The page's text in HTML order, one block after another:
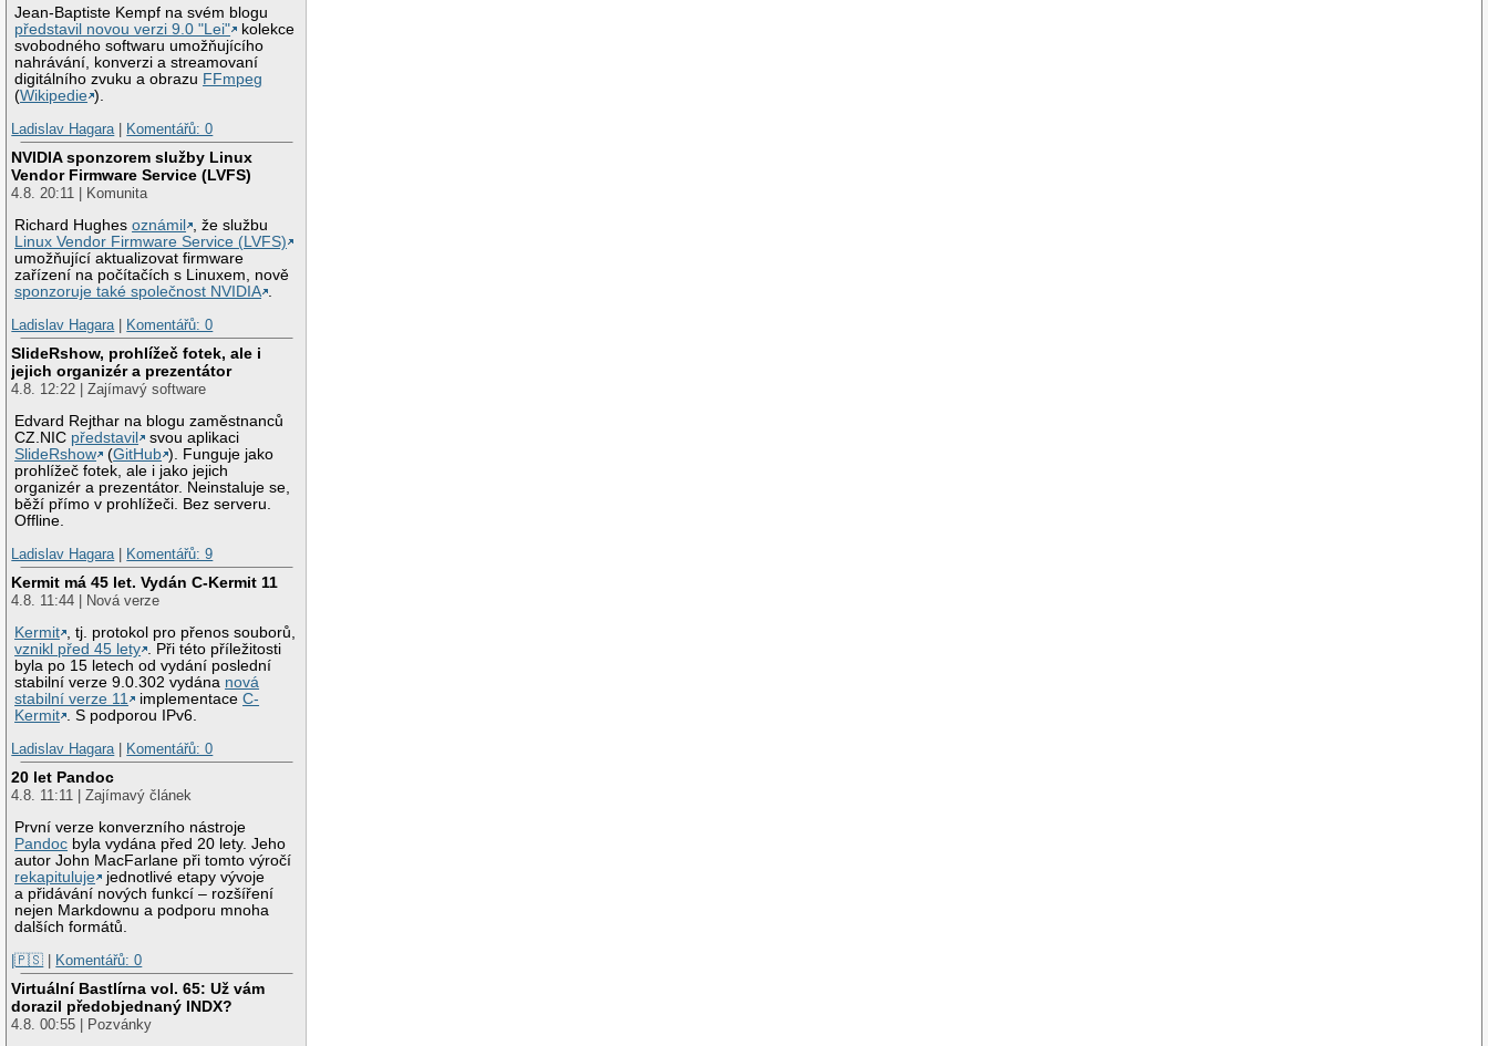
Jean-Baptiste Kempf na svém blogu
představil novou verzi 9.0 "Lei"
kolekce
svobodného softwaru umožňujícího
nahrávání, konverzi a streamovaní
digitálního zvuku a obrazu FFmpeg
(Wikipedie ).
Ladislav Hagara
Komentářů: 0
NVIDIA sponzorem služby Linux
Vendor Firmware Service (LVFS)
4.8. 20:11 | Komunita
Richard Hughesoznámil
, že službu
Linux Vendor Firmware Service (LVFS)
umožňující aktualizovat firmware
zařízení na počítačích s Linuxem, nově
sponzoruje také společnost NVIDIA .
Ladislav Hagara | Komentářů: 0
SlideRshow, prohlížeč fotek, ale i
jejich organizér a prezentátor
4.8. 12:22 | Zajímavý software
Edvard Rejthar na blogu zaměstnanců
CZ.NIC představil
svou aplikaci
SlideRshow
(GitHub ). Funguje jako
prohlížeč fotek, ale i jako jejich
organizér a prezentátor. Neinstaluje se,
běží přímo v prohlížeči. Bez serveru.
Offline.
Ladislav Hagara | Komentářů: 9
Kermit má 45 let. Vydán C-Kermit 11
4.8. 11:44 | Nová verze
Kermit , tj. protokol pro přenos souborů,
vznikl před 45 lety . Při této příležitosti
byla po 15 letech od vydání poslední
stabilní verze 9.0.302 vydána nová
stabilní verze 11
implementaceC-
Kermit . S podporou IPv6.
Ladislav Hagara | Komentářů: 0
20 let Pandoc
4.8. 11:11 | Zajímavý článek
První verze konverzního nástroje
Pandoc byla vydána před 20 lety. Jeho
autor John MacFarlane při tomto výročí
rekapituluje
jednotlivé etapy vývoje
a přidávání nových funkcí – rozšíření
nejen Markdownu a podporu mnoha
dalších formátů.
|🇵🇸 | Komentářů: 0
Virtuální Bastlírna vol. 65: Už vám
dorazil předobjednaný INDX?
4.8. 00:55 | Pozvánky